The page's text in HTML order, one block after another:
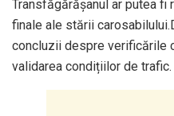
Transfăgărășanul ar putea
finale ale stării
concluzii despre verificările
validarea condițiilor de trafic.